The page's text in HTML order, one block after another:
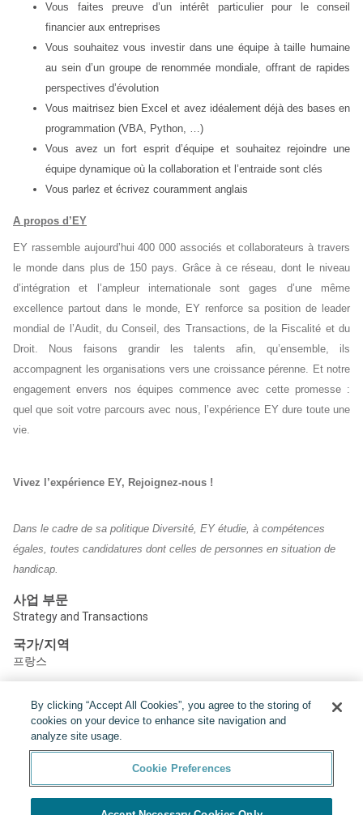
Vous faites preuve d’un intérêt particulier pour le conseil
financier aux entreprises
Vous souhaitez vous investir dans une équipe à taille humaine
au sein d’un groupe de renommée mondiale, offrant de rapides
perspectives d’évolution
Vous maitrisez bien Excel et avez idéalement déjà des bases en
programmation (VBA, Python, …)
Vous avez un fort esprit d’équipe et souhaitez rejoindre une
équipe dynamique où la collaboration et l’entraide sont clés
Vous parlez et écrivez couramment anglais
A propos d’EY
EY rassemble aujourd’hui 400 000 associés et collaborateurs à travers
le monde dans plus de 150 pays. Grâce à ce réseau, dont le niveau
d’intégration et l’ampleur internationale sont gages d’une même
excellence partout dans le monde, EY renforce sa position de leader
mondial de l’Audit, du Conseil, des Transactions, de la Fiscalité et du
Droit. Nous faisons grandir les talents afin, qu’ensemble, ils
accompagnent les organisations vers une croissance pérenne. Et notre
engagement envers nos équipes commence avec cette promesse :
quel que soit votre parcours avec nous, l’expérience EY dure toute une
vie.
Vivez l’expérience EY, Rejoignez-nous !
Dans le cadre de sa politique Diversité, EY étudie, à compétences
égales, toutes candidatures dont celles de personnes en situation de
handicap.
사업 부문
Strategy and Transactions
국가/지역
프랑스
공유하기:
By clicking “Accept All Cookies”, you agree to the storing of
cookies on your device to enhance site navigation and
analyze site usage.
Cookie Preferences